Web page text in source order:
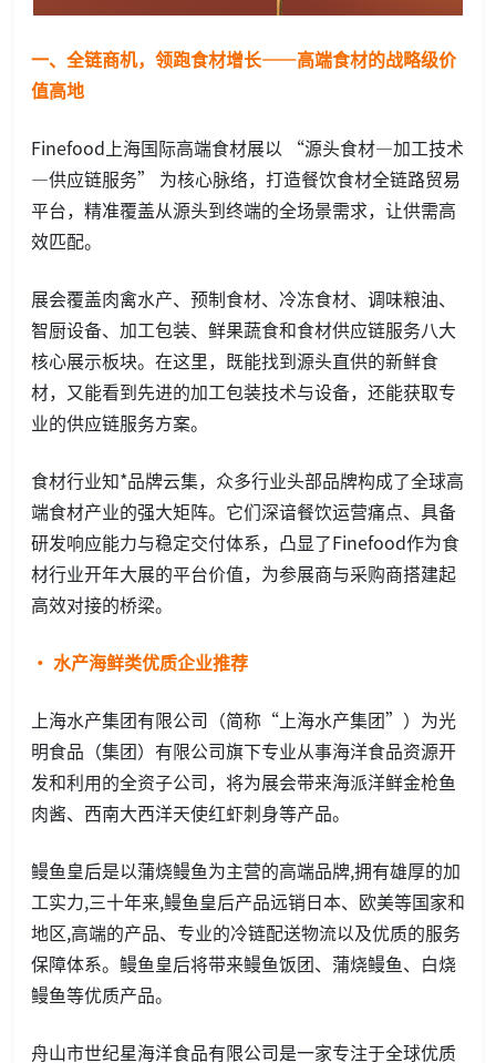
一、全链商机，领跑食材增长——高端食材的战略级价
值高地
Finefood上海国际高端食材展以 “源头食材—加工技术
—供应链服务” 为核心脉络，打造餐饮食材全链路贸易
平台，精准覆盖从源头到终端的全场景需求，让供需高
效匹配。
展会覆盖肉禽水产、预制食材、冷冻食材、调味粮油、
智厨设备、加工包装、鲜果蔬食和食材供应链服务八大
核心展示板块。在这里，既能找到源头直供的新鲜食
材，又能看到先进的加工包装技术与设备，还能获取专
业的供应链服务方案。
食材行业知*品牌云集，众多行业头部品牌构成了全球高
端食材产业的强大矩阵。它们深谙餐饮运营痛点、具备
研发响应能力与稳定交付体系，凸显了Finefood作为食
材行业开年大展的平台价值，为参展商与采购商搭建起
高效对接的桥梁。
· 水产海鲜类优质企业推荐
上海水产集团有限公司（简称“上海水产集团”）为光
明食品（集团）有限公司旗下专业从事海洋食品资源开
发和利用的全资子公司，将为展会带来海派洋鲜金枪鱼
肉酱、西南大西洋天使红虾刺身等产品。
鳗鱼皇后是以蒲烧鳗鱼为主营的高端品牌,拥有雄厚的加
工实力,三十年来,鳗鱼皇后产品远销日本、欧美等国家和
地区,高端的产品、专业的冷链配送物流以及优质的服务
保障体系。鳗鱼皇后将带来鳗鱼饭团、蒲烧鳗鱼、白烧
鳗鱼等优质产品。
舟山市世纪星海洋食品有限公司是一家专注于全球优质